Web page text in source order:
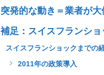
突発的な動き＝業者が大
補足：スイスフランショ
スイスフランショックまでの
2011年の政策導入